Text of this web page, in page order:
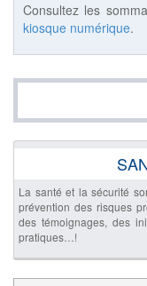
Consultez les
kiosque numérique.
La santé et la sécurité
prévention des risques
des témoignages, des
pratiques…!